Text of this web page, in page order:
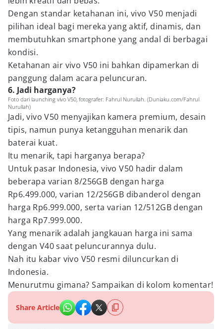
Dengan standar ketahanan ini, vivo V50 menjadi
pilihan ideal bagi mereka yang aktif, dinamis, dan
membutuhkan smartphone yang andal di berbagai
kondisi.
Ketahanan air vivo V50 ini bahkan dipamerkan di
panggung dalam acara peluncuran.
6. Jadi harganya?
Foto dari launching vivo V50, fotografer: Fahrul Nurullah. (Duniaku.com/Fahrul
Nurullah)
Jadi, vivo V50 menyajikan kamera premium, desain
tipis, namun punya ketangguhan menarik dan
baterai kuat.
Itu menarik, tapi harganya berapa?
Untuk pasar Indonesia, vivo V50 hadir dalam
beberapa varian 8/256GB dengan harga
Rp6.499.000, varian 12/256GB dibanderol dengan
harga Rp6.999.000, serta varian 12/512GB dengan
harga Rp7.999.000.
Yang menarik adalah jangkauan harga ini sama
dengan V40 saat peluncurannya dulu.
Nah itu kabar vivo V50 resmi diluncurkan di
Indonesia.
Menurutmu gimana? Sampaikan di kolom komentar!
Share Article